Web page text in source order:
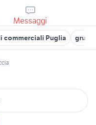
Messaggi
commerciali Puglia